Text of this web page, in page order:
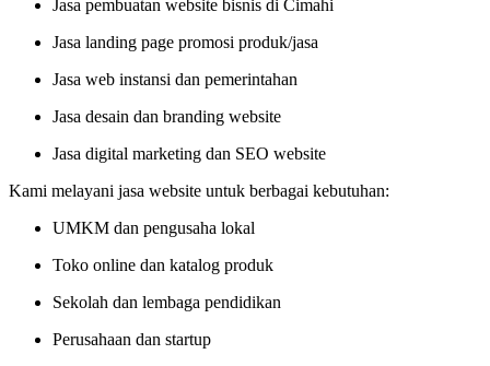
Jasa pembuatan website bisnis di Cimahi
Jasa landing page promosi produk/jasa
Jasa web instansi dan pemerintahan
Jasa desain dan branding website
Jasa digital marketing dan SEO website
Kami melayani jasa website untuk berbagai kebutuhan:
UMKM dan pengusaha lokal
Toko online dan katalog produk
Sekolah dan lembaga pendidikan
Perusahaan dan startup